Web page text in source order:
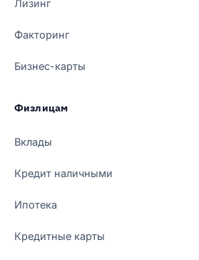
Лизинг
Факторинг
Бизнес-карты
Физлицам
Вклады
Кредит наличными
Ипотека
Кредитные карты